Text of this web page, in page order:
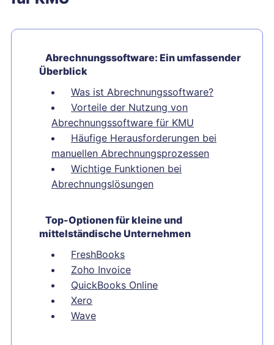
Abrechnungssoftware: Ein umfassender
Überblick
Was ist Abrechnungssoftware?
Vorteile der Nutzung von
Abrechnungssoftware für KMU
Häufige Herausforderungen bei
manuellen Abrechnungsprozessen
Wichtige Funktionen bei
Abrechnungslösungen
Top-Optionen für kleine und
mittelständische Unternehmen
FreshBooks
Zoho Invoice
QuickBooks Online
Xero
Wave